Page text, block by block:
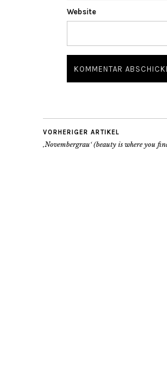
Website
VORHERIGER ARTIKEL
‚Novembergrau‘ (beauty is where you